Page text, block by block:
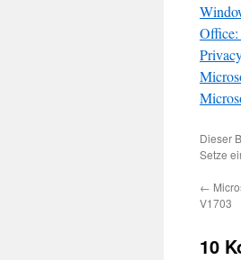
Dieser
Setze
←
V1703
10